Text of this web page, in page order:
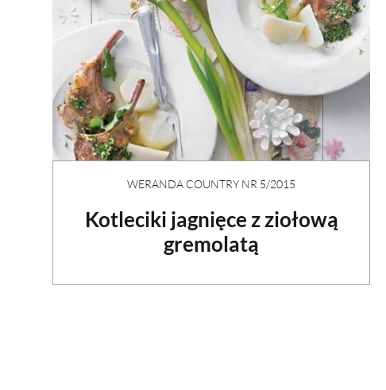
WERANDA COUNTRY NR 5/2015
Kotleciki jagnięce z ziołową
gremolatą